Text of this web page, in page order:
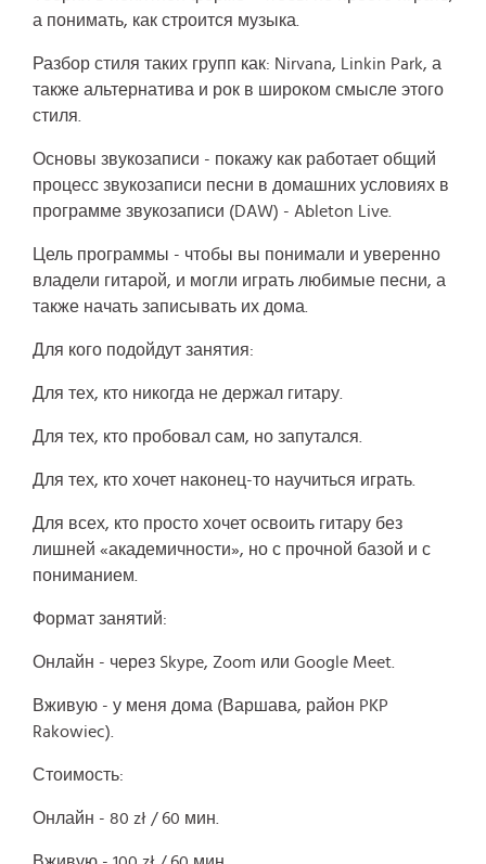
а понимать, как строится музыка.
Разбор стиля таких групп как: Nirvana, Linkin Park, а
также альтернатива и рок в широком смысле этого
стиля.
Основы звукозаписи - покажу как работает общий
процесс звукозаписи песни в домашних условиях в
программе звукозаписи (DAW) - Ableton Live.
Цель программы - чтобы вы понимали и уверенно
владели гитарой, и могли играть любимые песни, а
также начать записывать их дома.
Для кого подойдут занятия:
Для тех, кто никогда не держал гитару.
Для тех, кто пробовал сам, но запутался.
Для тех, кто хочет наконец-то научиться играть.
Для всех, кто просто хочет освоить гитару без
лишней «академичности», но с прочной базой и с
пониманием.
Формат занятий:
Онлайн - через Skype, Zoom или Google Meet.
Вживую - у меня дома (Варшава, район PKP
Rakowiec).
Стоимость:
Онлайн - 80 zł / 60 мин.